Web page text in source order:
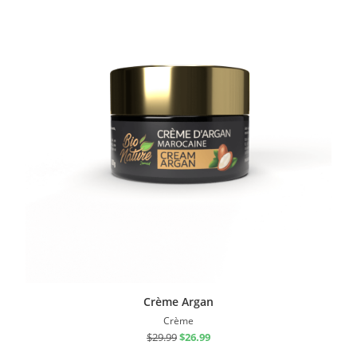
Crème Argan
Crème
$29.99$26.99